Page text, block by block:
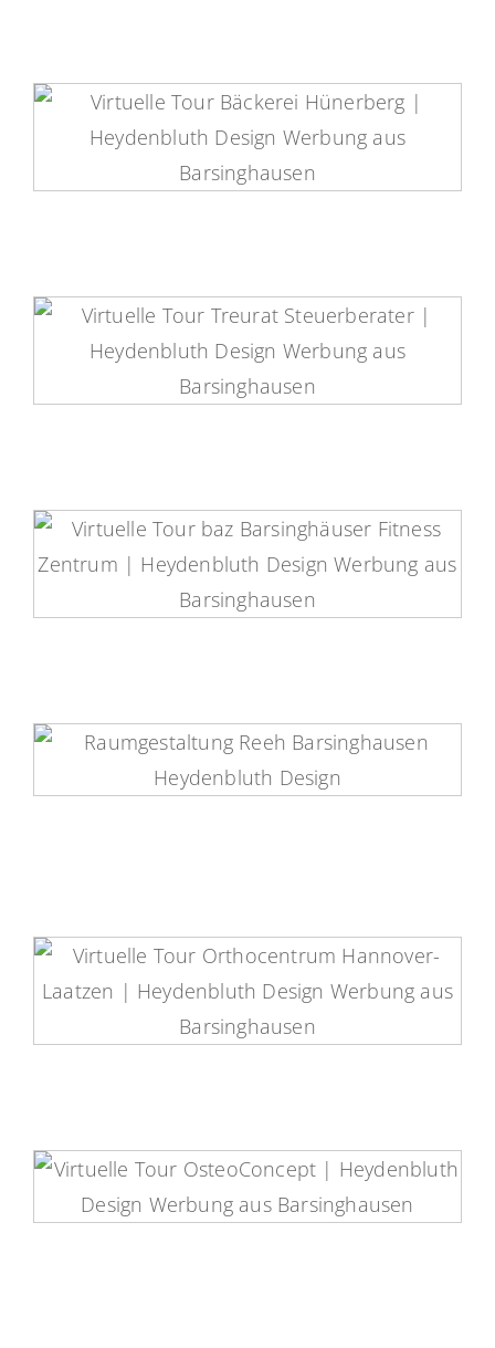
Bäckerei Hünerberg Virtuelle
Tour
Treurat Steuerberatung Virtuelle
Tour
baz Fitnessstudio Virtuelle Tour
Raumgestaltung Reeh | Virtuelle
Tour
Orthocentrum-Laatzen Virtuelle
Tour
OsteoConcept Virtuelle Tour